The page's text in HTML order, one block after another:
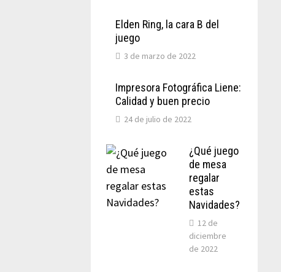
Elden Ring, la cara B del
juego
3 de marzo de 2022
Impresora Fotográfica Liene:
Calidad y buen precio
24 de julio de 2022
¿Qué juego
de mesa
regalar
estas
Navidades?
12 de
diciembre
de 2022